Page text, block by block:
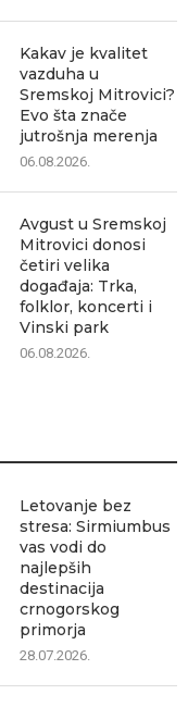
Kakav je kvalitet
vazduha u
Sremskoj Mitrovici?
Evo šta znače
jutrošnja merenja
06.08.2026.
Avgust u Sremskoj
Mitrovici donosi
četiri velika
događaja: Trka,
folklor, koncerti i
Vinski park
06.08.2026.
Letovanje bez
stresa: Sirmiumbus
vas vodi do
najlepših
destinacija
crnogorskog
primorja
28.07.2026.